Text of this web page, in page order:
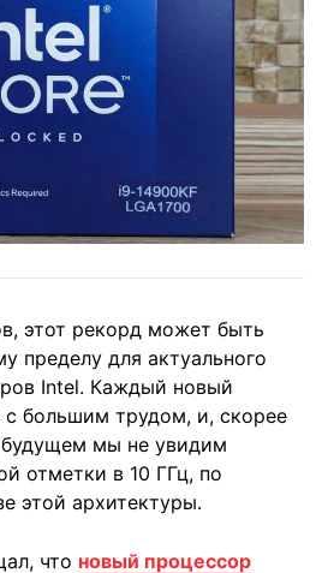
этот рекорд может быть
пределу для актуального
Intel. Каждый новый
с большим трудом, и, скорее
мы не увидим
отметки в 10 ГГц, по
этой архитектуры.
что новый процессор